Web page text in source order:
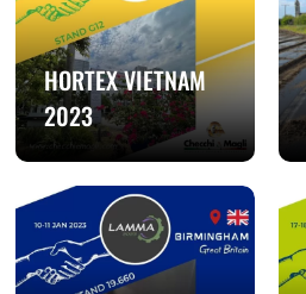
HORTEX VIETNAM
2023